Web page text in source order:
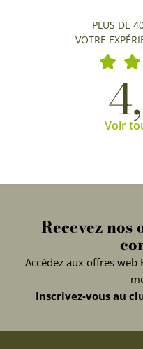
PLUS DE
VOTRE
Voir
Recevez nos
Accédez aux offres web
Inscrivez-vous au